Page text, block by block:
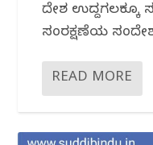
ದೇಶ ಉದ್ದಗಲಕ್ಕೂ
ಸಂರಕ್ಷಣೆಯ
READ MORE